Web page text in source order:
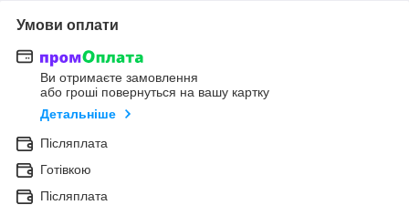
Умови оплати
Ви отримаєте замовлення
або гроші повернуться на вашу картку
Детальніше
Післяплата
Готівкою
Післяплата